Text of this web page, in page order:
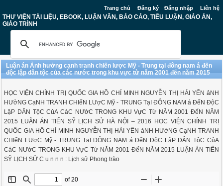
Trang chủ Đăng ký Đăng nhập Liên hệ
THƯ VIỆN TÀI LIỆU, EBOOK, LUẬN VĂN, BÁO CÁO, TIỂU LUẬN, GIÁO ÁN,
GIÁO TRÌNH
Luận án Ảnh hưởng cạnh tranh chiến lược Mỹ - Trung tại đông nam á đến
độc lập dân tộc của các nước trong khu vực từ năm 2001 đến năm 2015
HỌC VIỆN CHÍNH TRỊ QUỐC GIA HỒ CHÍ MINH NGUYỄN THỊ HẢI YẾN ảNH
HƯởNG CạNH TRANH CHIếN LƯợC Mỹ - TRUNG TạI ĐÔNG NAM á ĐếN ĐộC
LậP DÂN TộC CủA CáC NƯớC TRONG KHU VựC Từ NĂM 2001 ĐếN NĂM
2015 LUẬN ÁN TIẾN SỸ LỊCH SỬ HÀ NỘI – 2016 HỌC VIỆN CHÍNH TRỊ
QUỐC GIA HỒ CHÍ MINH NGUYỄN THỊ HẢI YẾN ảNH HƯởNG CạNH TRANH
CHIếN LƯợC Mỹ - TRUNG TạI ĐÔNG NAM á ĐếN ĐộC LậP DÂN TộC CủA
CáC NƯớC TRONG KHU VựC Từ NĂM 2001 ĐếN NĂM 2015 LUẬN ÁN TIẾN
SỸ LỊCH SỬ C u n n n : Lịch sử Phong trào